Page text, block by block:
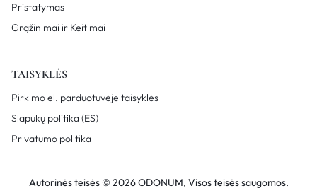
Pristatymas
Grąžinimai ir Keitimai
TAISYKLĖS
Pirkimo el. parduotuvėje taisyklės
Slapukų politika (ES)
Privatumo politika
Autorinės teisės © 2026 ODONUM, Visos teisės saugomos.